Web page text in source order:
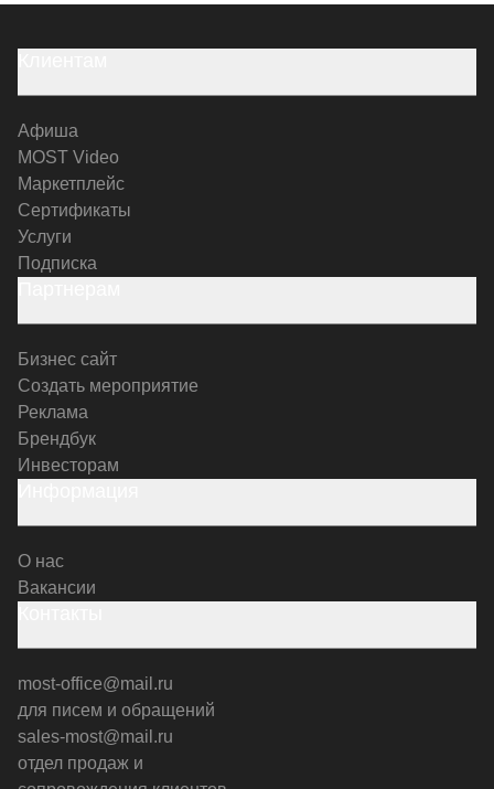
Афиша
MOST Video
Маркетплейс
Сертификаты
Услуги
Подписка
Бизнес сайт
Создать мероприятие
Реклама
Брендбук
Инвесторам
О нас
Вакансии
most-office@mail.ru
для писем и обращений
sales-most@mail.ru
отдел продаж и